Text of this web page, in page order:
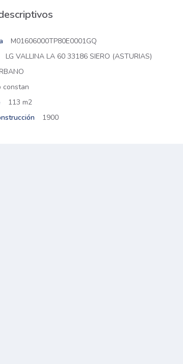
M01606000TP80E0001GQ
LG VALLINA LA 60 33186 SIERO (ASTURIAS)
constan
113 m2
1900